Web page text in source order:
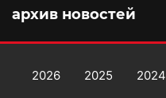
архив новостей
2026 2025 2024